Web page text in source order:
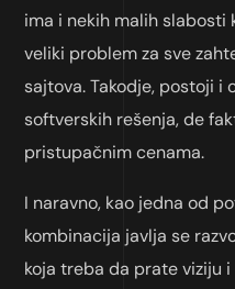
ima i nekih malih slabosti
veliki problem za sve
sajtova. Takodje, postoji i
softverskih rešenja, de
pristupačnim cenama.
I naravno, kao jedna od
kombinacija javlja se
koja treba da prate viziju